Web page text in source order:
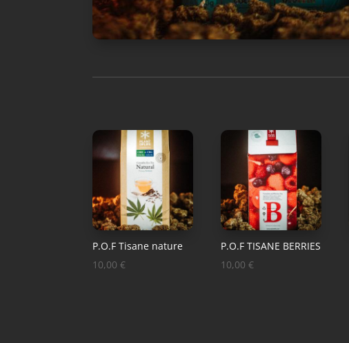
P.O.F Tisane nature
10,00€
P.O.F TISANE BERRIES
10,00€